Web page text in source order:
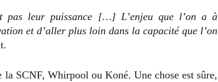
pas leur puissance […] L’enjeu que l’on a à
et d’aller plus loin dans la capacité que l’on
la SCNF, Whirpool ou Koné. Une chose est sûre,